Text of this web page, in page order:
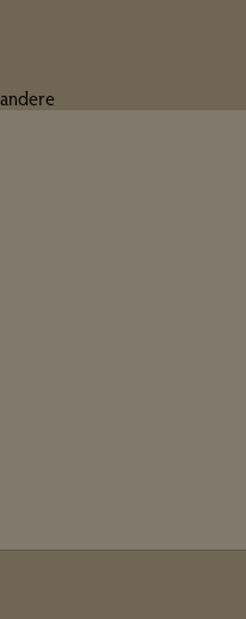
andere